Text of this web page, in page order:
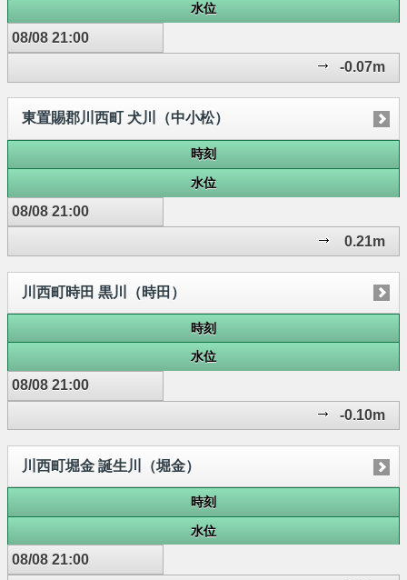
水位
08/08 21:00
-0.07m
東置賜郡川西町 犬川（中小松）
時刻
水位
08/08 21:00
0.21m
川西町時田 黒川（時田）
時刻
水位
08/08 21:00
-0.10m
川西町堀金 誕生川（堀金）
時刻
水位
08/08 21:00